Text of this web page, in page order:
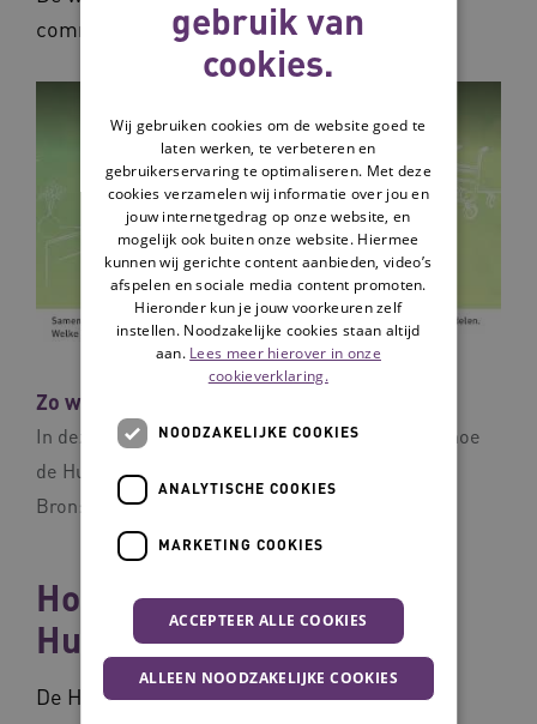
commercieel.
Zo werkt de Hulpmiddelenwijzer
In deze korte animatie zie je een voorbeeld van hoe
de Hulpmiddelenwijzer helpt.
Bron:
Vilans
Hoe gebruik je de
Hulpmiddelenwijzer?
De Hulpmiddelenwijzer is eenvoudig te
gebruik van
cookies.
Wij gebruiken cookies om de website goed te
laten werken, te verbeteren en
gebruikerservaring te optimaliseren. Met deze
cookies verzamelen wij informatie over jou en
jouw internetgedrag op onze website, en
mogelijk ook buiten onze website. Hiermee
kunnen wij gerichte content aanbieden, video’s
afspelen en sociale media content promoten.
Hieronder kun je jouw voorkeuren zelf
instellen. Noodzakelijke cookies staan altijd
aan. Lees meer hierover in onze
cookieverklaring.
NOODZAKELIJKE COOKIES
ANALYTISCHE COOKIES
MARKETING COOKIES
ACCEPTEER ALLE COOKIES
ALLEEN NOODZAKELIJKE COOKIES